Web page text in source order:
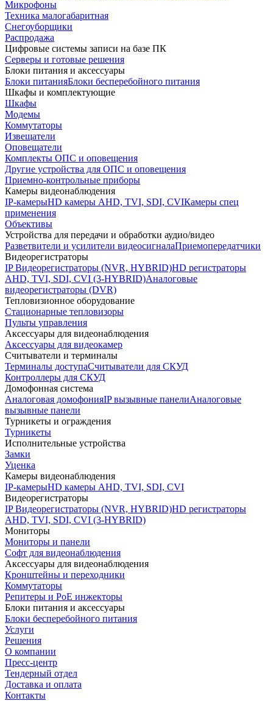
Микрофоны
Техника малогабаритная
Снегоуборщики
Распродажа
Цифровые системы записи на базе ПК
Серверы и готовые решения
Блоки питания и аксессуары
Блоки питанияБлоки бесперебойного питания
Шкафы и комплектующие
Шкафы
Модемы
Коммутаторы
Извещатели
Оповещатели
Комплекты ОПС и оповещения
Другие устройства для ОПС и оповещения
Приемно-контрольные приборы
Камеры видеонаблюдения
IP-камерыHD камеры AHD, TVI, SDI, CVIКамеры спец
применения
Объективы
Устройства для передачи и обработки аудио/видео
Разветвители и усилители видеосигналаПриемопередатчики
Видеорегистраторы
IP Видеорегистраторы (NVR, HYBRID)HD регистраторы
AHD, TVI, SDI, CVI (3-HYBRID)Аналоговые
видеорегистраторы (DVR)
Тепловизионное оборудование
Стационарные тепловизоры
Пульты управления
Аксессуары для видеонаблюдения
Аксессуары для видеокамер
Считыватели и терминалы
Терминалы доступаСчитыватели для СКУД
Контроллеры для СКУД
Домофонная система
Аналоговая домофонияIP вызывные панелиАналоговые
вызывные панели
Турникеты и ограждения
Турникеты
Исполнительные устройства
Замки
Уценка
Камеры видеонаблюдения
IP-камерыHD камеры AHD, TVI, SDI, CVI
Видеорегистраторы
IP Видеорегистраторы (NVR, HYBRID)HD регистраторы
AHD, TVI, SDI, CVI (3-HYBRID)
Мониторы
Мониторы и панели
Софт для видеонаблюдения
Аксессуары для видеонаблюдения
Кронштейны и переходники
Коммутаторы
Репитеры и PoE инжекторы
Блоки питания и аксессуары
Блоки бесперебойного питания
Услуги
Решения
О компании
Пресс-центр
Тендерный отдел
Доставка и оплата
Контакты